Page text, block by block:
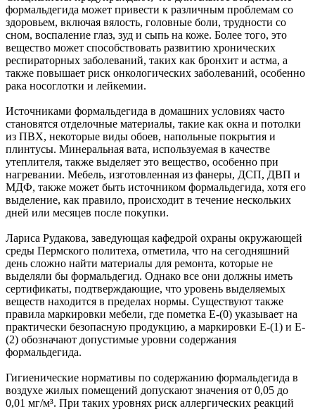
формальдегида может привести к различным проблемам со
здоровьем, включая вялость, головные боли, трудности со
сном, воспаление глаз, зуд и сыпь на коже. Более того, это
вещество может способствовать развитию хронических
респираторных заболеваний, таких как бронхит и астма, а
также повышает риск онкологических заболеваний, особенно
рака носоглотки и лейкемии.
Источниками формальдегида в домашних условиях часто
становятся отделочные материалы, такие как окна и потолки
из ПВХ, некоторые виды обоев, напольные покрытия и
плинтусы. Минеральная вата, используемая в качестве
утеплителя, также выделяет это вещество, особенно при
нагревании. Мебель, изготовленная из фанеры, ДСП, ДВП и
МДФ, также может быть источником формальдегида, хотя его
выделение, как правило, происходит в течение нескольких
дней или месяцев после покупки.
Лариса Рудакова, заведующая кафедрой охраны окружающей
среды Пермского политеха, отметила, что на сегодняшний
день сложно найти материалы для ремонта, которые не
выделяли бы формальдегид. Однако все они должны иметь
сертификаты, подтверждающие, что уровень выделяемых
веществ находится в пределах нормы. Существуют также
правила маркировки мебели, где пометка Е-(0) указывает на
практически безопасную продукцию, а маркировки Е-(1) и Е-
(2) обозначают допустимые уровни содержания
формальдегида.
Гигиенические нормативы по содержанию формальдегида в
воздухе жилых помещений допускают значения от 0,05 до
0,01 мг/м³. При таких уровнях риск аллергических реакций